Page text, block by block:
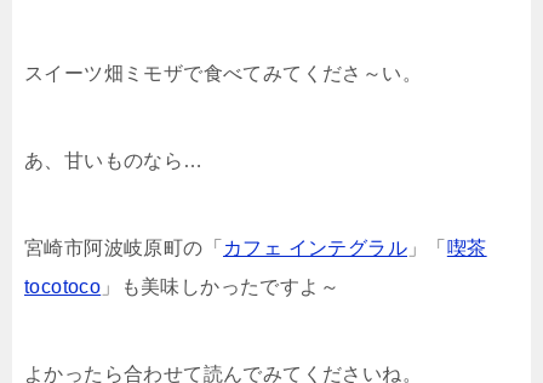
スイーツ畑ミモザで食べてみてくださ～い。
あ、甘いものなら…
宮崎市阿波岐原町の「 カフェ インテグラル 」「 喫茶
tocotoco 」も美味しかったですよ～
よかったら合わせて読んでみてくださいね。